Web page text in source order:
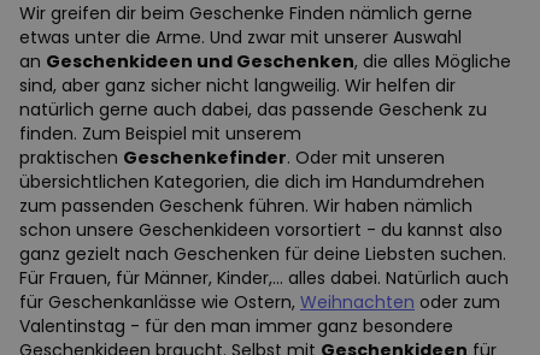
Wir greifen dir beim Geschenke Finden nämlich gerne
etwas unter die Arme. Und zwar mit unserer Auswahl
an Geschenkideen und Geschenken, die alles Mögliche
sind, aber ganz sicher nicht langweilig. Wir helfen dir
natürlich gerne auch dabei, das passende Geschenk zu
finden. Zum Beispiel mit unserem
praktischen Geschenkefinder. Oder mit unseren
übersichtlichen Kategorien, die dich im Handumdrehen
zum passenden Geschenk führen. Wir haben nämlich
schon unsere Geschenkideen vorsortiert - du kannst also
ganz gezielt nach Geschenken für deine Liebsten suchen.
Für Frauen, für Männer, Kinder,... alles dabei. Natürlich auch
für Geschenkanlässe wie Ostern, Weihnachten oder zum
Valentinstag - für den man immer ganz besondere